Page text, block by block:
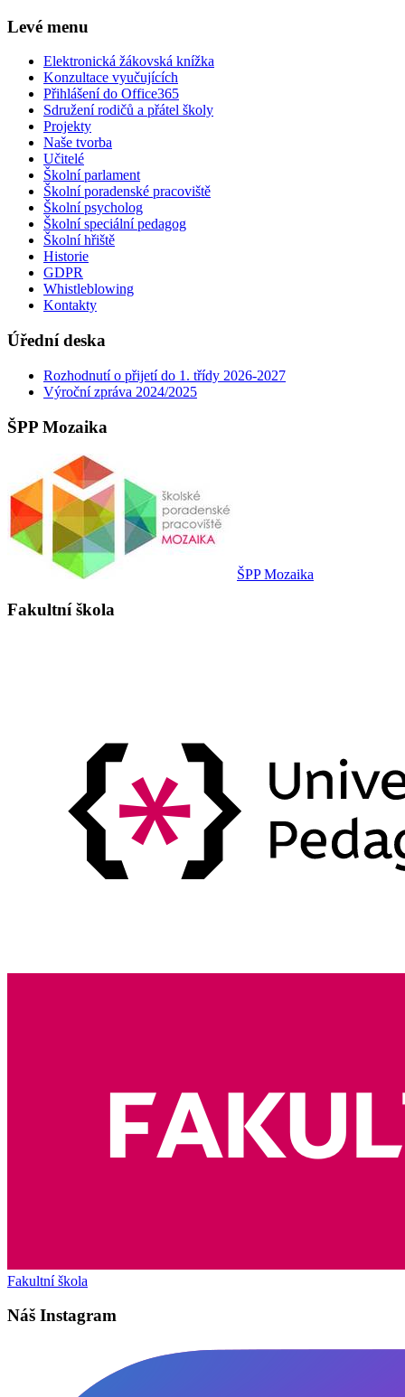
Levé menu
Elektronická žákovská knížka
Konzultace vyučujících
Přihlášení do Office365
Sdružení rodičů a přátel školy
Projekty
Naše tvorba
Učitelé
Školní parlament
Školní poradenské pracoviště
Školní psycholog
Školní speciální pedagog
Školní hřiště
Historie
GDPR
Whistleblowing
Kontakty
Úřední deska
Rozhodnutí o přijetí do 1. třídy 2026-2027
Výroční zpráva 2024/2025
ŠPP Mozaika
ŠPP Mozaika
Fakultní škola
Fakultní škola
Náš Instagram